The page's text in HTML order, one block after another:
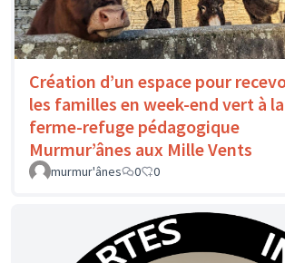
Création d’un espace pour
les familles en week-end vert à la
ferme-refuge pédagogique
Murmur’ânes aux Mille Vents
murmur'ânes 0 0